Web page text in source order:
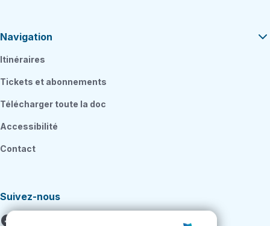
Navigation
Itinéraires
Tickets et abonnements
Télécharger toute la doc
Accessibilité
Contact
Suivez-nous